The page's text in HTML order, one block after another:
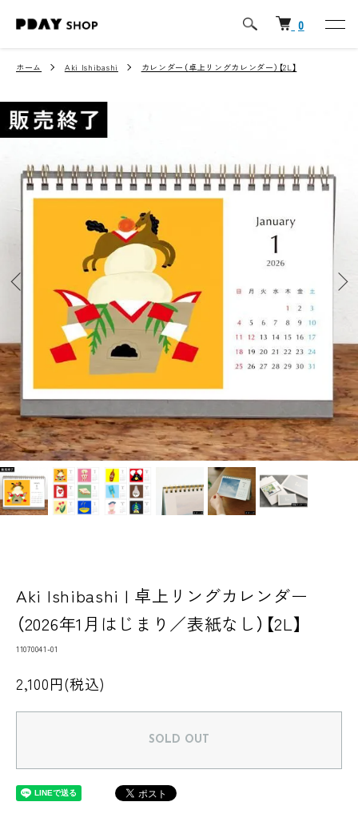
0
ホーム Aki Ishibashi カレンダー（卓上リングカレンダー）【2L】
Aki Ishibashi | 卓上リングカレンダー
（2026年1月はじまり／表紙なし）【2L】
11070041-01
2,100円(税込)
SOLD OUT